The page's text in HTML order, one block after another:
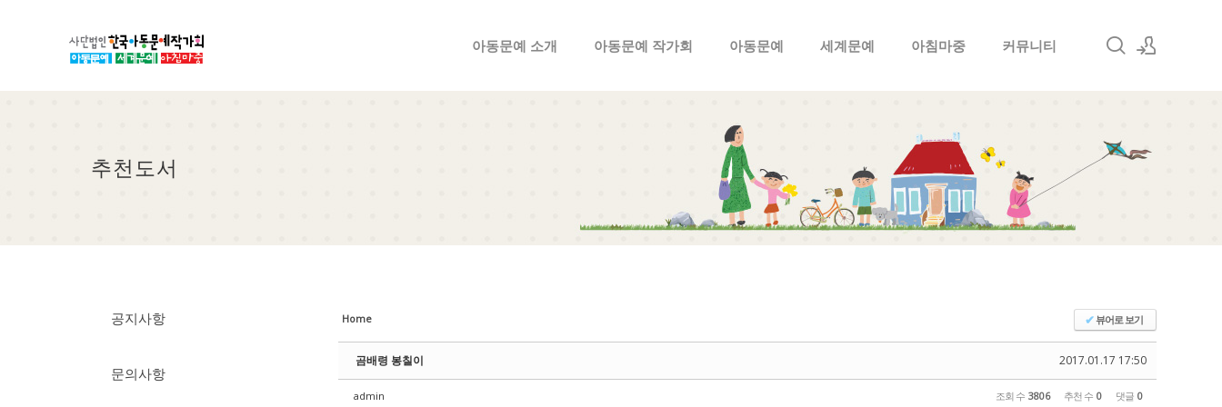
아동문예 소개 아동문예 작가회 아동문예 세계문예 아침마중 커뮤니티
추천도서
공지사항
문의사항
Home ✔뷰어로 보기
2017.01.17 17:50
곰배령 봉칠이
admin 조회 수 3806 추천 수 0 댓글 0